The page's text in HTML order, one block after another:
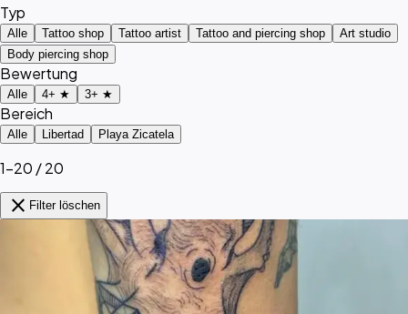
Typ
Alle Tattoo shop Tattoo artist Tattoo and piercing shop
Art studio
Body piercing shop
Bewertung
Alle 4+ ★ 3+ ★
Bereich
Alle Libertad Playa Zicatela
1–20 / 20
close Filter löschen